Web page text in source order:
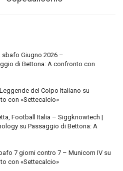
Giugno 2026 –
di Bettona: A confronto con
del Colpo Italiano su
con «Settecalcio»
Football Italia – Siggknowtech |
su Passaggio di Bettona: A
7 giorni contro 7 – Municorn IV su
con «Settecalcio»